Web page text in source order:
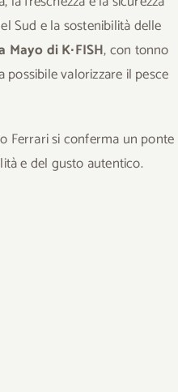
Sud e la sostenibilità delle
Mayo di K∙FISH, con tonno
possibile valorizzare il pesce
Ferrari si conferma un ponte
e del gusto autentico.